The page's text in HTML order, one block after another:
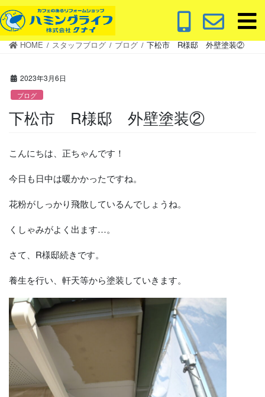
コ
ン
テ
ナ
ビ
ゲ
HOME スタッフブログ ブログ 下松市 R様邸 外壁塗装②
2023年3月6日
ブログ
下松市 R様邸 外壁塗装②
こんにちは、正ちゃんです！
今日も日中は暖かかったですね。
花粉がしっかり飛散しているんでしょうね。
くしゃみがよく出ます…。
さて、R様邸続きです。
養生を行い、軒天等から塗装していきます。